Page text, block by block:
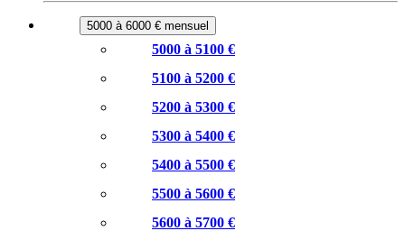
5000 à 6000 € mensuel
5000 à 5100 €
5100 à 5200 €
5200 à 5300 €
5300 à 5400 €
5400 à 5500 €
5500 à 5600 €
5600 à 5700 €